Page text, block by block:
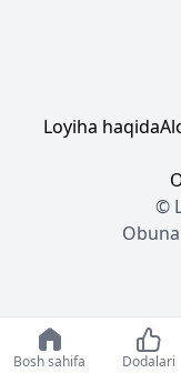
Loyiha haqida
©
Obuna
Bosh sahifa Dodalari